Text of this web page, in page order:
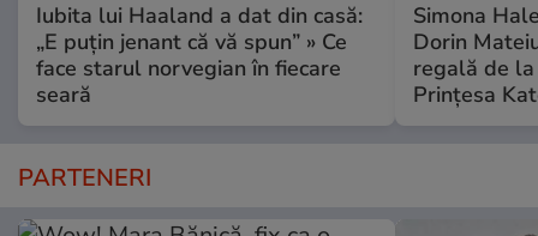
Iubita lui Haaland a dat din casă:
„E puțin jenant că vă spun” » Ce
face starul norvegian în fiecare
seară
Simona
Dorin
regală de
Prințesa
PARTENERI